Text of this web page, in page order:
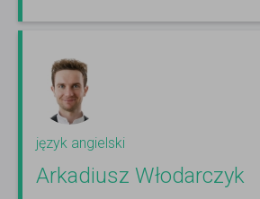
język angielski
Arkadiusz Włodarczyk